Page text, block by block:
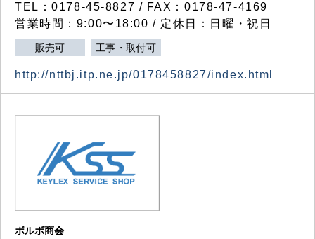
TEL：0178-45-8827 / FAX：0178-47-4169
営業時間：9:00〜18:00 / 定休日：日曜・祝日
販売可 工事・取付可
http://nttbj.itp.ne.jp/0178458827/index.html
ボルボ商会